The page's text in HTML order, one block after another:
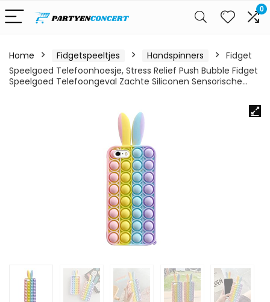
0
Home Fidgetspeeltjes Handspinners
Fidget
Speelgoed Telefoonhoesje, Stress Relief Push Bubble Fidget
Speelgoed Telefoongeval Zachte Siliconen Sensorische…